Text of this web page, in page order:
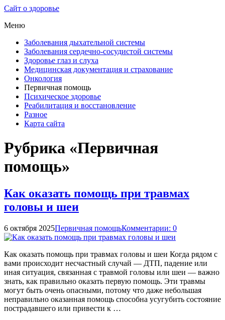
Сайт о здоровье
Меню
Заболевания дыхательной системы
Заболевания сердечно-сосудистой системы
Здоровье глаз и слуха
Медицинская документация и страхование
Онкология
Первичная помощь
Психическое здоровье
Реабилитация и восстановление
Разное
Карта сайта
Рубрика «Первичная
помощь»
Как оказать помощь при травмах
головы и шеи
6 октября 2025Первичная помощьКомментарии: 0
Как оказать помощь при травмах головы и шеи Когда рядом с
вами происходит несчастный случай — ДТП, падение или
иная ситуация, связанная с травмой головы или шеи — важно
знать, как правильно оказать первую помощь. Эти травмы
могут быть очень опасными, потому что даже небольшая
неправильно оказанная помощь способна усугубить состояние
пострадавшего или привести к …